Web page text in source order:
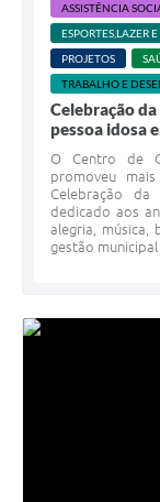
ASSISTÊNCIA
ESPORTES,LAZER
PROJETOS
TRABALHO E
Celebração
pessoa idosa
O Centro de
promoveu
Celebração
dedicado aos
alegria,
gestão municipal